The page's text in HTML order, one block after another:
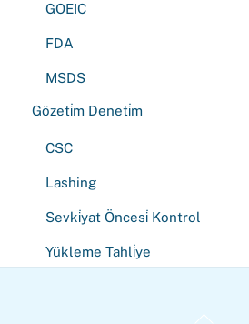
GOEIC
FDA
MSDS
Gözeti̇m Deneti̇m
CSC
Lashing
Sevki̇yat Öncesi̇ Kontrol
Yükleme Tahli̇ye
Back